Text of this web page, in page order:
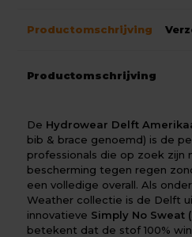
Productomschrijving
Productomschrijving
De Hydrowear Delft
bib & brace genoemd) is de
professionals die op zoek zijn
bescherming tegen regen
een volledige overall. Als
Weather collectie is de Delft
innovatieve Simply No Sweat
betekent dat de stof 100%